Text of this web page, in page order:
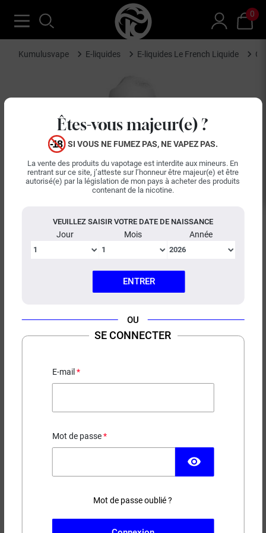
Êtes-vous majeur(e) ?
SI VOUS NE FUMEZ PAS, NE VAPEZ PAS.
La vente des produits du vapotage est interdite aux mineurs. En
rentrant sur ce site, j’atteste sur l’honneur être majeur(e) et être
autorisé(e) par la législation de mon pays à acheter des produits
contenant de la nicotine.
VEUILLEZ SAISIR VOTRE DATE DE NAISSANCE
Jour Mois Année
ENTRER
OU
SE CONNECTER
E-mail
Mot de passe
visibility
Mot de passe oublié ?
0
Kumulusvape E-liquides E-liquides Le French Liquide
E-LIQUIDE COSMO JET POLARIS
(1 avis)
Fraise - Pastèque - Frais
19,90 €
EN STOCK
Contenance Taux de nicotine